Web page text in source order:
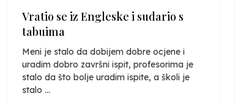
Vratio se iz Engleske i sudario s
tabuima
Meni je stalo da dobijem dobre ocjene i
uradim dobro završni ispit, profesorima je
stalo da što bolje uradim ispite, a školi je
stalo ...